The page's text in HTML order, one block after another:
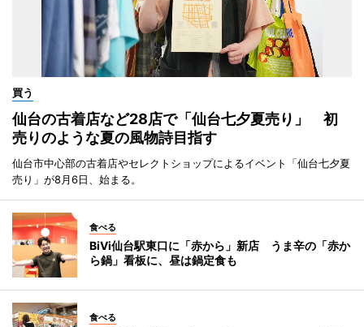
買う
仙台の古着店など28店で「仙台七夕夏売り」 初
売りのような夏の風物詩目指す
仙台市中心部の古着店やセレクトショップによるイベント「仙台七夕夏
売り」が8月6日、始まる。
食べる
BiVi仙台駅東口に「赤から」新店 うま辛の「赤か
ら鍋」看板に、昼は鍋定食も
食べる